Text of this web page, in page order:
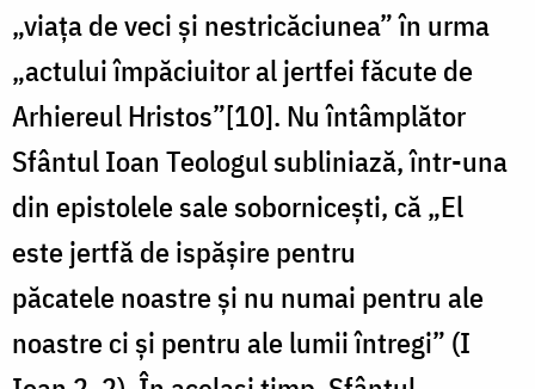
„viața de veci și nestricăciunea” în urma
„actului împăciuitor al jertfei făcute de
Arhiereul Hristos”[10]. Nu întâmplător
Sfântul Ioan Teologul subliniază, într-una
din epistolele sale sobornicești, că „El
este jertfă de ispășire pentru
păcatele noastre și nu numai pentru ale
noastre ci și pentru ale lumii întregi” (I